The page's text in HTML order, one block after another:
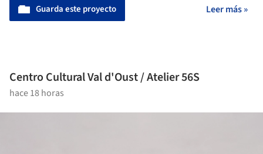
Guarda este proyecto Leer más »
Centro Cultural Val d'Oust / Atelier 56S
hace 18 horas